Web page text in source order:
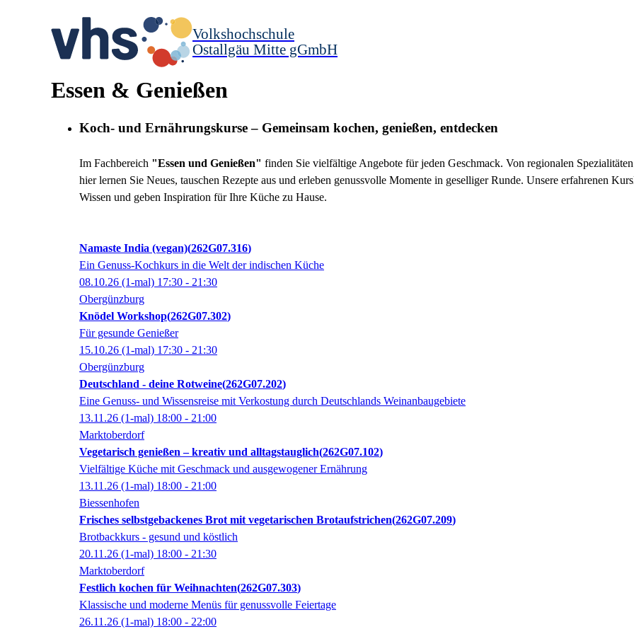
Volkshochschule
Ostallgäu Mitte gGmbH
Essen & Genießen
Koch- und Ernährungskurse – Gemeinsam kochen, genießen, entdecken
Im Fachbereich "Essen und Genießen" finden Sie vielfältige Angebote für jeden Geschmack. Von regionalen
hier lernen Sie Neues, tauschen Rezepte aus und erleben genussvolle Momente in geselliger Runde. Unsere erfahrenen
Wissen und geben Inspiration für Ihre Küche zu Hause.
Namaste India (vegan) 262G07.316
Ein Genuss-Kochkurs in die Welt der indischen Küche
08.10.26 (1-mal) 17:30 - 21:30
Obergünzburg
Knödel Workshop 262G07.302
Für gesunde Genießer
15.10.26 (1-mal) 17:30 - 21:30
Obergünzburg
Deutschland - deine Rotweine 262G07.202
Eine Genuss- und Wissensreise mit Verkostung durch Deutschlands Weinanbaugebiete
13.11.26 (1-mal) 18:00 - 21:00
Marktoberdorf
Vegetarisch genießen – kreativ und alltagstauglich 262G07.102
Vielfältige Küche mit Geschmack und ausgewogener Ernährung
13.11.26 (1-mal) 18:00 - 21:00
Biessenhofen
Frisches selbstgebackenes Brot mit vegetarischen Brotaufstrichen 262G07.209
Brotbackkurs - gesund und köstlich
20.11.26 (1-mal) 18:00 - 21:30
Marktoberdorf
Festlich kochen für Weihnachten 262G07.303
Klassische und moderne Menüs für genussvolle Feiertage
26.11.26 (1-mal) 18:00 - 22:00